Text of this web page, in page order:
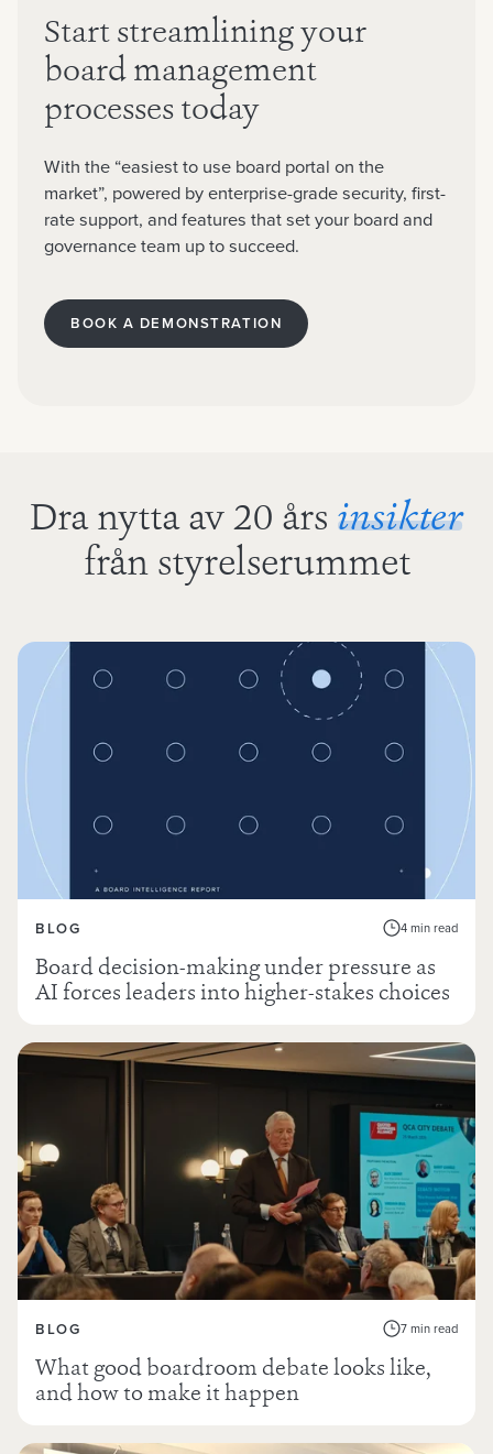
Start streamlining your
board management
processes today
With the “easiest to use board portal on the
market”, powered by enterprise-grade security, first-
rate support, and features that set your board and
governance team up to succeed.
BOOK A DEMONSTRATION
Dra nytta av 20 års insikter
från styrelserummet
BLOG 4 min read
Board decision-making under pressure as
AI forces leaders into higher-stakes choices
BLOG 7 min read
What good boardroom debate looks like,
and how to make it happen